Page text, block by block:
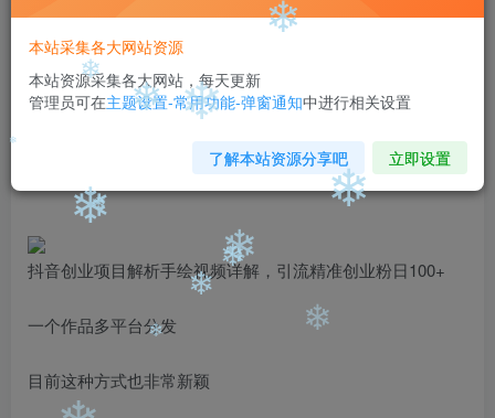
会员专属资源
黄金会员免费
您暂无购买权限，请先开通会员
开通会员
抖音创业项目解析手绘视频详解，引流精准创业粉日100+
一个作品多平台分发
目前这种方式也非常新颖
本站采集各大网站资源
本站资源采集各大网站，每天更新
管理员可在主题设置-常用功能-弹窗通知中进行相关设置
了解本站资源分享吧 立即设置
❄
❄
❄
❄
❄
❄
❄
❄